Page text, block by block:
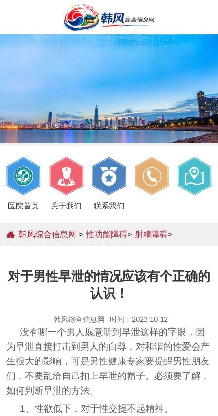
医院首页 关于我们 联系我们
韩风综合信息网 >性功能障碍>射精障碍>
对于男性早泄的情况应该有个正确的
认识！
韩风综合信息网 时间：2022-10-12
没有哪一个男人愿意听到早泄这样的字眼，因
为早泄直接打击到男人的自尊，对和谐的性爱会产
生很大的影响，可是男性健康专家要提醒男性朋友
们，不要乱给自己扣上早泄的帽子。必须要了解，
如何判断早泄的方法。
1、性欲低下，对于性交提不起精神。